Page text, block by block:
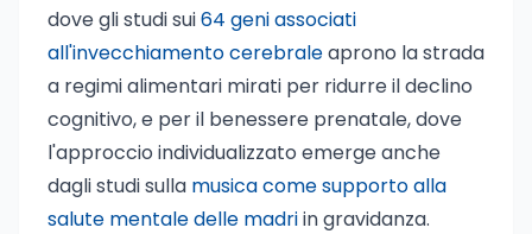
dove gli studi sui64 geni associati
all'invecchiamento cerebraleaprono la strada
a regimi alimentari mirati per ridurre il declino
cognitivo, e per il benessere prenatale, dove
l'approccio individualizzato emerge anche
dagli studi sulla musica come supporto alla
salute mentale delle madriin gravidanza.